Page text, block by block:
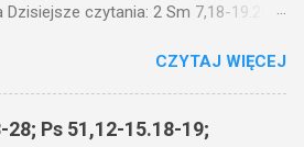
Dzisiejsze czytania: 2 Sm 7,18-19.24-
25) Jezus mówił ludowi: Czy po to
światło, by je postawić pod korcem
CZYTAJ WIĘCEJ
Ps 51,12-15.18-19;